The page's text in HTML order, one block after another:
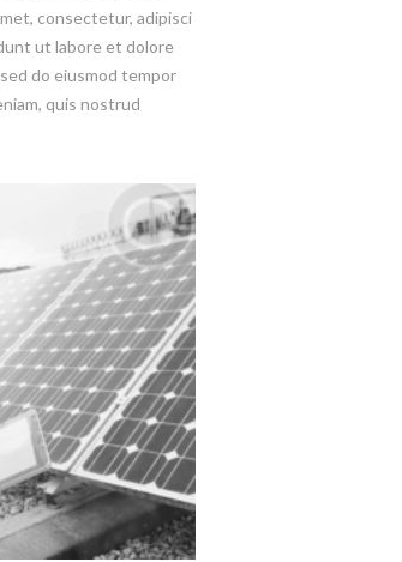
consectetur, adipisci
ut labore et dolore
do eiusmod tempor
quis nostrud